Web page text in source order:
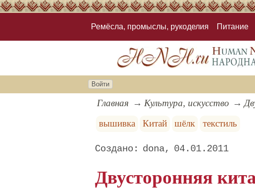
Ремёсла, промыслы, рукоделия Питание
Войти
Главная Культура, искусство
вышивка
Китай шёлк текстиль
dona 04.01.2011
Двусторонняя